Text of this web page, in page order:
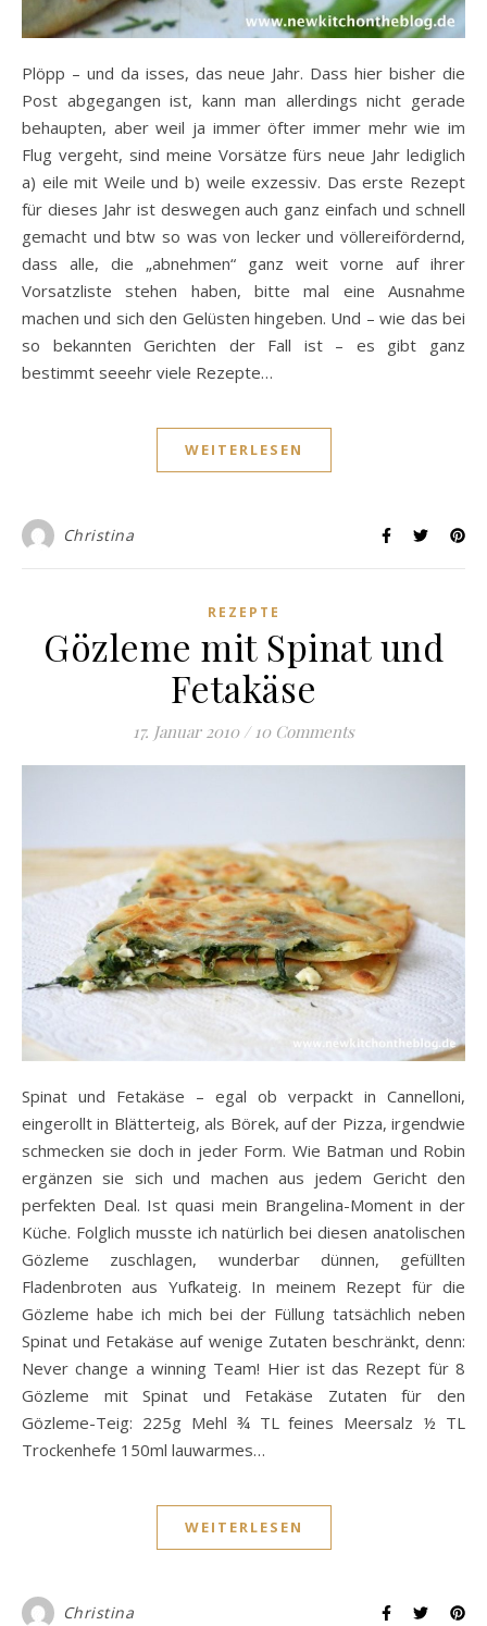
Plöpp – und da isses, das neue Jahr. Dass hier bisher die
Post abgegangen ist, kann man allerdings nicht gerade
behaupten, aber weil ja immer öfter immer mehr wie im
Flug vergeht, sind meine Vorsätze fürs neue Jahr lediglich
a) eile mit Weile und b) weile exzessiv. Das erste Rezept
für dieses Jahr ist deswegen auch ganz einfach und schnell
gemacht und btw so was von lecker und völlereifördernd,
dass alle, die „abnehmen“ ganz weit vorne auf ihrer
Vorsatzliste stehen haben, bitte mal eine Ausnahme
machen und sich den Gelüsten hingeben. Und – wie das bei
so bekannten Gerichten der Fall ist – es gibt ganz
bestimmt seeehr viele Rezepte…
WEITERLESEN
Christina
REZEPTE
Gözleme mit Spinat und
Fetakäse
17. Januar 2010 / 10 Comments
Spinat und Fetakäse – egal ob verpackt in Cannelloni,
eingerollt in Blätterteig, als Börek, auf der Pizza, irgendwie
schmecken sie doch in jeder Form. Wie Batman und Robin
ergänzen sie sich und machen aus jedem Gericht den
perfekten Deal. Ist quasi mein Brangelina-Moment in der
Küche. Folglich musste ich natürlich bei diesen anatolischen
Gözleme zuschlagen, wunderbar dünnen, gefüllten
Fladenbroten aus Yufkateig. In meinem Rezept für die
Gözleme habe ich mich bei der Füllung tatsächlich neben
Spinat und Fetakäse auf wenige Zutaten beschränkt, denn:
Never change a winning Team! Hier ist das Rezept für 8
Gözleme mit Spinat und Fetakäse Zutaten für den
Gözleme-Teig: 225g Mehl ¾ TL feines Meersalz ½ TL
Trockenhefe 150ml lauwarmes…
WEITERLESEN
Christina